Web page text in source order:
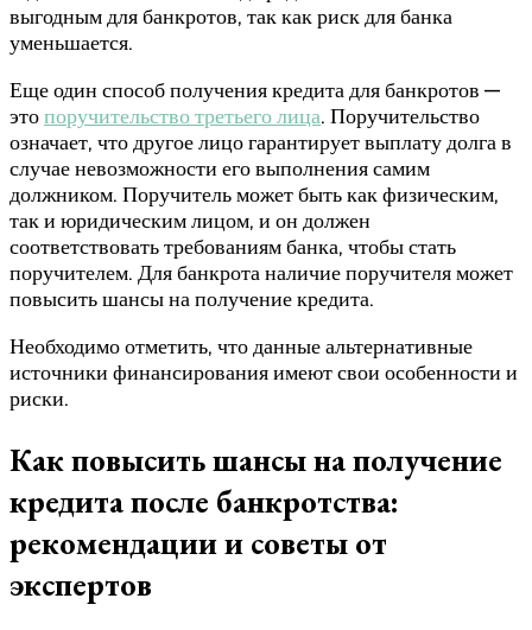
выгодным для банкротов, так как риск для банка
уменьшается.
Еще один способ получения кредита для банкротов —
этопоручительство третьего лица. Поручительство
означает, что другое лицо гарантирует выплату долга в
случае невозможности его выполнения самим
должником. Поручитель может быть как физическим,
так и юридическим лицом, и он должен
соответствовать требованиям банка, чтобы стать
поручителем. Для банкрота наличие поручителя может
повысить шансы на получение кредита.
Необходимо отметить, что данные альтернативные
источники финансирования имеют свои особенности и
риски.
Как повысить шансы на получение
кредита после банкротства:
рекомендации и советы от
экспертов